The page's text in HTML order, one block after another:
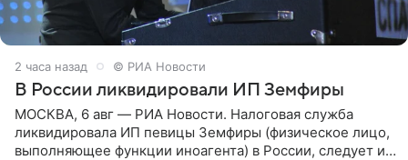
2 часа назад © РИА Новости
В России ликвидировали ИП Земфиры
МОСКВА, 6 авг — РИА Новости. Налоговая служба
ликвидировала ИП певицы Земфиры (физическое лицо,
выполняющее функции иноагента) в России, следует из